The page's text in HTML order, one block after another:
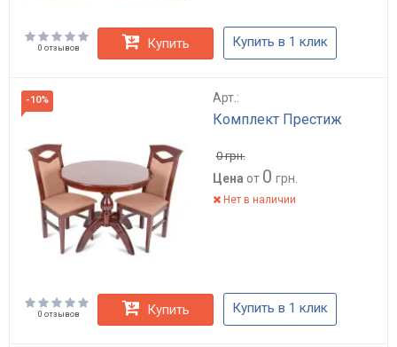
0 отзывов Купить Купить в 1 клик
-10% Арт.:
Комплект Престиж
0грн.
Цена от 0 грн.
Нет в наличии
0 отзывов Купить Купить в 1 клик